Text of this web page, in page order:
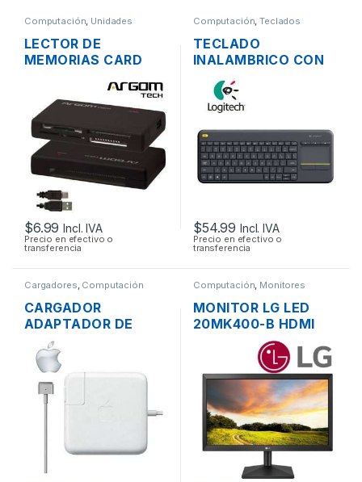
Computación, Unidades
Opticas - Lectores
LECTOR DE
MEMORIAS CARD
ARGOM 88R USB 2.0
TODO EN 1
$6.99 Incl. IVA
Precio en efectivo o
transferencia
Computación,Teclados
TECLADO
INALAMBRICO CON
TOUCHPAD
LOGITECH K400 EN
ESPAÑOL
COLOR NEGRO
MULTIMEDIA
$54.99 Incl. IVA
Precio en efectivo o
transferencia
Cargadores Computación
CARGADOR
ADAPTADOR DE
ENERGÍA PARA
LAPTOP MAC APPLE
MAGSAFE 2 20V
4.25A 85W ORIGINAL
+ CABLE DE PODER
Computación Monitores
MONITOR LG LED
20MK400-B HDMI
VGA FLAT PANEL
WIDE SCREEN DE
20”